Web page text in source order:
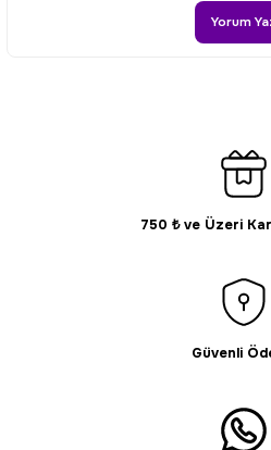
Ürün bilgilerinde hatalar
Gönder
Yorum
750 ₺ ve Üzeri
Güvenli